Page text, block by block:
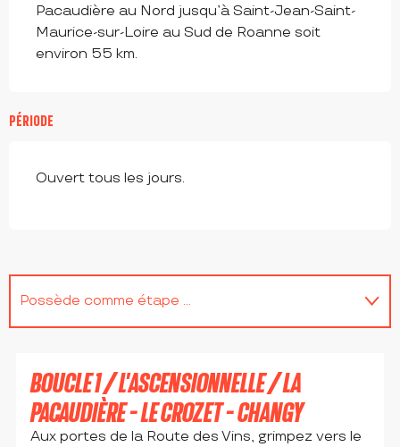
Pacaudière au Nord jusqu’à Saint-Jean-Saint-
Maurice-sur-Loire au Sud de Roanne soit
environ 55 km.
PÉRIODE
Ouvert tous les jours.
Possède comme étape ...
En lien avec
BOUCLE 1 / L'ASCENSIONNELLE / LA
PACAUDIÈRE - LE CROZET - CHANGY
Aux portes de la Route des Vins, grimpez vers le